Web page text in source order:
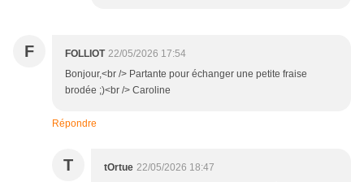
F FOLLIOT 22/05/2026 17:54
Bonjour,<br /> Partante pour échanger une petite fraise
brodée ;)<br /> Caroline
Répondre
T tOrtue 22/05/2026 18:47